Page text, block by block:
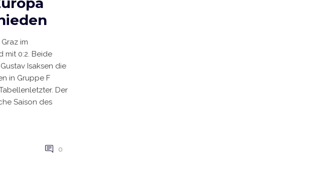
im
mit 0:2. Beide
Isaksen die
in Gruppe F
Der
Saison des
0